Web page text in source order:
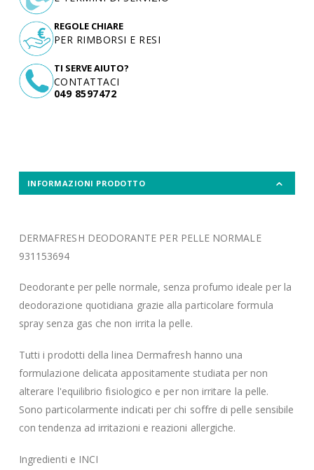
TI SERVE AIUTO?
CONTATTACI
049 8597472
REGOLE CHIARE
PER RIMBORSI E RESI
INFORMAZIONI PRODOTTO
DERMAFRESH DEODORANTE PER PELLE NORMALE
931153694
Deodorante per pelle normale, senza profumo ideale per la
deodorazione quotidiana grazie alla particolare formula
spray senza gas che non irrita la pelle.
Tutti i prodotti della linea Dermafresh hanno una
formulazione delicata appositamente studiata per non
alterare l'equilibrio fisiologico e per non irritare la pelle.
Sono particolarmente indicati per chi soffre di pelle sensibile
con tendenza ad irritazioni e reazioni allergiche.
Ingredienti e INCI